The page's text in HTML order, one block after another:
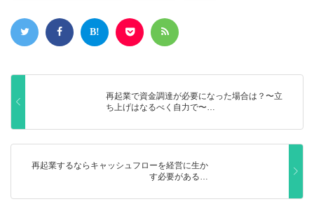
再起業で資金調達が必要になった場合は？〜立
ち上げはなるべく自力で〜…
再起業するならキャッシュフローを経営に生か
す必要がある…